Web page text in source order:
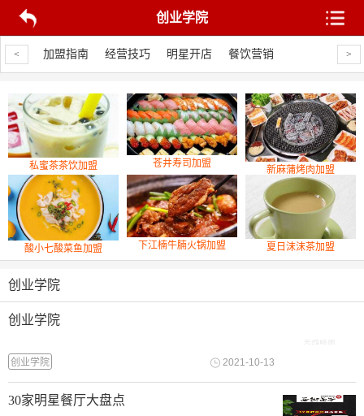
创业学院
<
销 加盟指南 经营技巧 明星开店 餐饮营销 >
私蜜茶茶饮加盟 苍井寿司加盟
新麻蒲烤肉加盟
酸小七酸菜鱼加盟 下江楠牛腩火锅加盟 夏日沫沫茶加盟
创业学院
创业学院
2021-10-13
创业学院
30家明星餐厅大盘点